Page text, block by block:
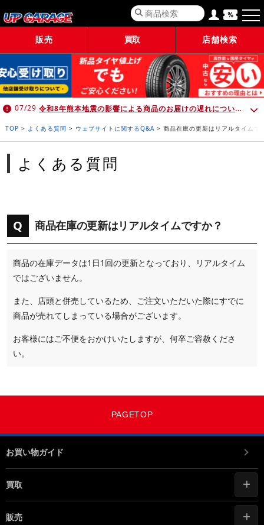
販売 買取 店舗検索
07/29 令和8年熊本地震の影響による商品のお届けの遅れについて （7月30日 10:00時点）
TOP > よくある質問 > ウェブサイトに関するQ&A> 商品在庫の更新はリアルタイムで
よくある質問
Q 商品在庫の更新はリアルタイムですか？
商品の在庫データは1日1回の更新となっており、リアルタイム
ではございません。
また、店頭と併売しているため、ご注文いただいた際にすでに
商品が売れてしまっている場合がございます。
お客様にはご不便をおかけいたしますが、何卒ご容赦くださ
い。
PAGETOP
お買い物ガイド
買取
販売